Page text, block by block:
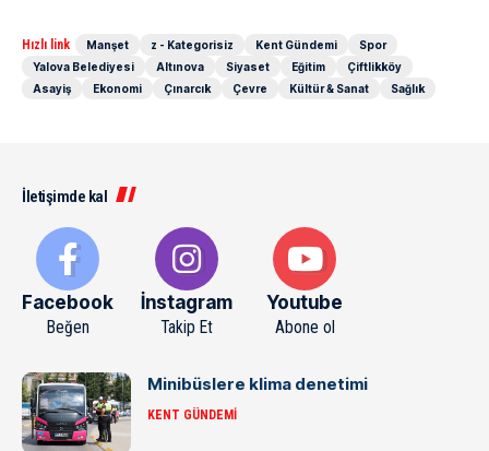
Hızlı link Manşet z - Kategorisiz Kent Gündemi
Spor
Yalova Belediyesi
Altınova Siyaset Eğitim
Çiftlikköy
Asayiş
Ekonomi Çınarcık Çevre Kültür & Sanat Sağlık
İletişimde kal
Facebook
Beğen
İnstagram
Takip Et
Youtube
Abone ol
Minibüslere klima denetimi
KENT GÜNDEMI